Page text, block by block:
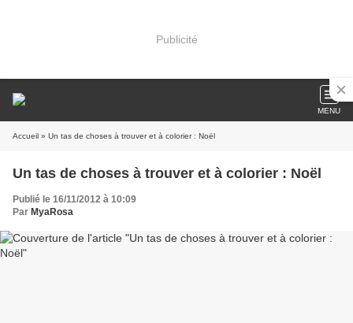
Publicité
MENU
Accueil » Un tas de choses à trouver et à colorier : Noël
Un tas de choses à trouver et à colorier : Noël
Publié le 16/11/2012 à 10:09
Par MyaRosa